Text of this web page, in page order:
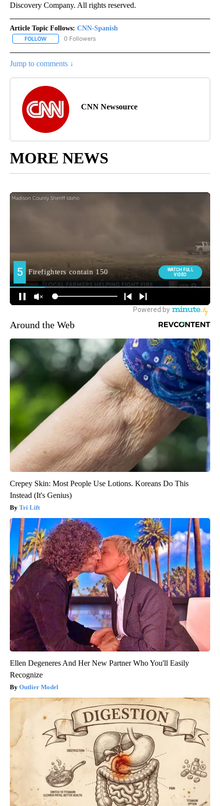
Discovery Company. All rights reserved.
Article Topic Follows: CNN-Spanish
FOLLOW FOLLOW "CNN-SPANISH" TO RECEIVE NOTIFICATIONS ABOUT
0 Followers
Jump to comments ↓
CNN Newsource
MORE NEWS
Around the Web
Crepey Skin: Most People Use Lotions. Koreans Do This
Instead (It's Genius)
Tri Lift
Ellen Degeneres And Her New Partner Who You'll Easily
Recognize
Outlier Model